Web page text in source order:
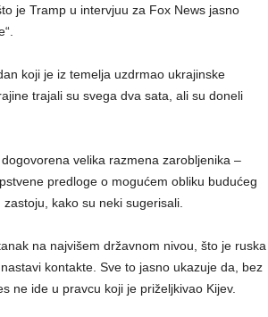
je Tramp u intervjuu za Fox News jasno
koji je iz temelja uzdrmao ukrajinske
trajali su svega dva sata, ali su doneli
velika razmena zarobljenika –
predloge o mogućem obliku budućeg
kako su neki sugerisali.
na najvišem državnom nivou, što je ruska
kontakte. Sve to jasno ukazuje da, bez
ne ide u pravcu koji je priželjkivao Kijev.